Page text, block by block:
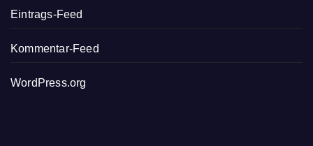
Eintrags-Feed
Kommentar-Feed
WordPress.org